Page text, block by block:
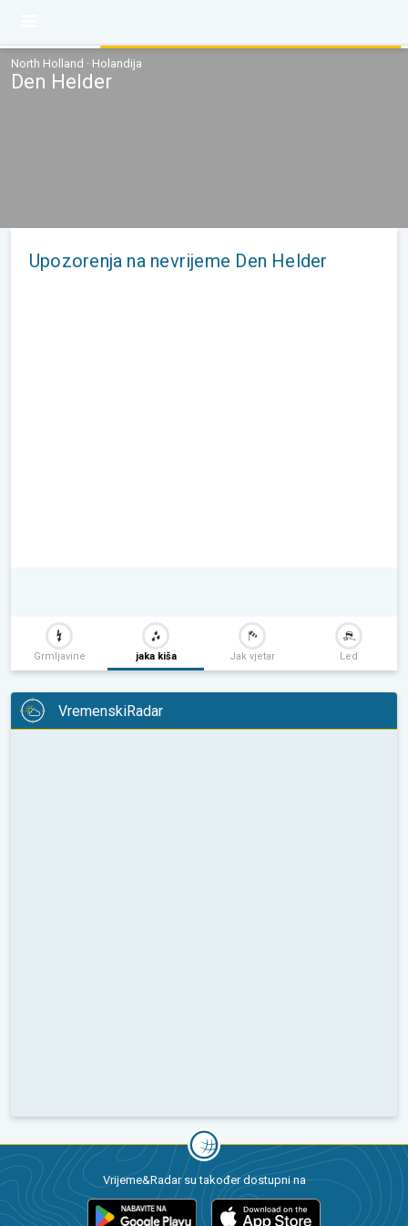
North Holland · Holandija
Den Helder
Upozorenja na nevrijeme Den Helder
Grmljavine jaka kiša Jak vjetar Led
VremenskiRadar
Vrijeme&Radar su također dostupni na